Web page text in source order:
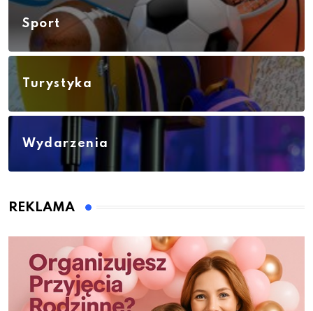
Sport
Turystyka
Wydarzenia
REKLAMA